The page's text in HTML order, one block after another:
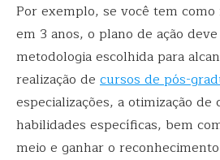
Por exemplo, se você tem
em 3 anos, o plano de ação
metodologia escolhida para
realização de cursos de pós-
especializações, a otimização de
habilidades específicas, bem
meio e ganhar o